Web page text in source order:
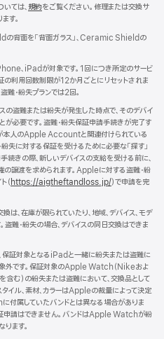
ては、規約（新
イ
ド
ウ
で
き
ま
す）
をご覧ください。修理または交換サ
す。
背面を「背面ガラス」、Ceramic Shieldの
、iPadが対象です。1回につき所定のサービ
の利用回数制限が12か月ごとにリセットされま
・紛失プランでは2回。
の盗難または紛失が発生した時点で、そのデバイ
が必要です。盗難・紛失保証申請手続きが完了す
が本人のApple Accountと関連付けられている
失に対する保証を受けるために必要な「探す」
続きの際、新しいデバイスの支給を受ける前に、
の譲渡を求められます。Appleに対する盗難・紛
（ https://aigtheftandloss.jp/）で申請を完
、在庫が限られていたり、地域、デバイス、モデ
盗難・紛失の場合、デバイスの同日交換はできま
証対象となるiPadと一緒に紛失または盗難に
象外です。保証対象のApple Watch（Nikeおよ
）の紛失または盗難において、交換品として
イル、素材、カラーはAppleの裁量によって決定
付属していたバンドとは異なる場合がありま
申請はできません。バンドはApple Watchが紛
ます。